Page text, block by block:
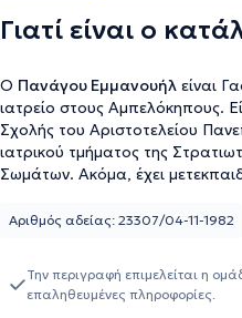
Γιατί είναι ο
Ο Πανάγου Εμμανουήλ είναι
ιατρείο στους Αμπελόκηπους.
Σχολής του Αριστοτελείου
ιατρικού τμήματος της
Σωμάτων. Ακόμα, έχει
του Λονδίνου καθώς και στη
γαστρεντερολογική κλινική
Ευαγγελισμός" για τέσσερα
Αριθμός αδείας: 23307/04-11-1982
Την περιγραφή επιμελείται η
επαληθευμένες πληροφορίες.